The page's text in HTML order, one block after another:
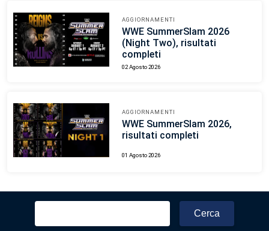
AGGIORNAMENTI
WWE SummerSlam 2026
(Night Two), risultati
completi
02 Agosto 2026
AGGIORNAMENTI
WWE SummerSlam 2026,
risultati completi
01 Agosto 2026
Ricerca